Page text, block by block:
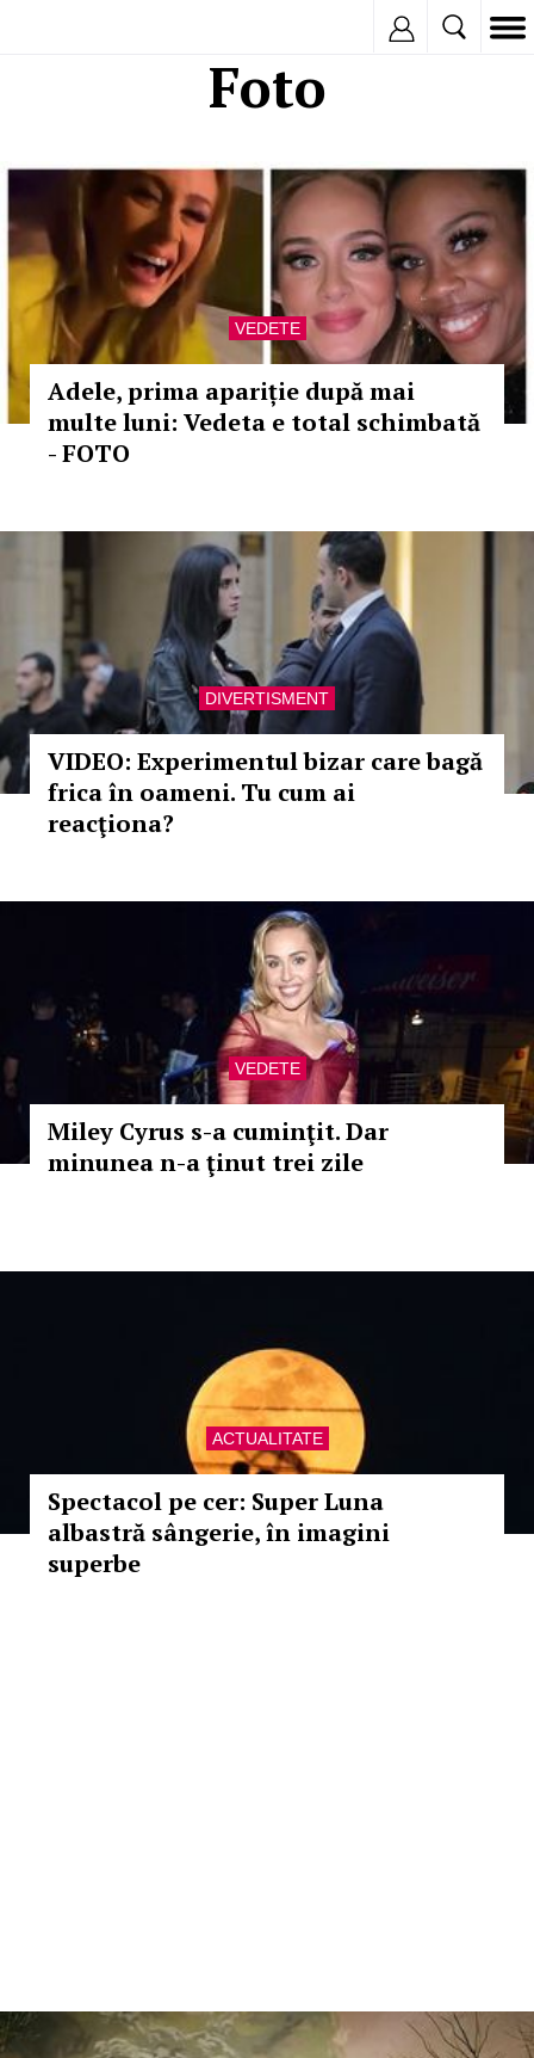
Foto
VEDETE
Adele, prima apariție după mai
multe luni: Vedeta e total schimbată
- FOTO
DIVERTISMENT
VIDEO: Experimentul bizar care bagă
frica în oameni. Tu cum ai
reacţiona?
VEDETE
Miley Cyrus s-a cuminţit. Dar
minunea n-a ţinut trei zile
ACTUALITATE
Spectacol pe cer: Super Luna
albastră sângerie, în imagini
superbe